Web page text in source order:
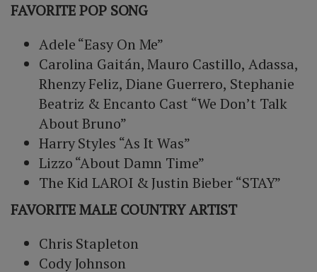
FAVORITE POP SONG
Adele “Easy On Me”
Carolina Gaitán, Mauro Castillo, Adassa,
Rhenzy Feliz, Diane Guerrero, Stephanie
Beatriz & Encanto Cast “We Don’t Talk
About Bruno”
Harry Styles “As It Was”
Lizzo “About Damn Time”
The Kid LAROI & Justin Bieber “STAY”
FAVORITE MALE COUNTRY ARTIST
Chris Stapleton
Cody Johnson